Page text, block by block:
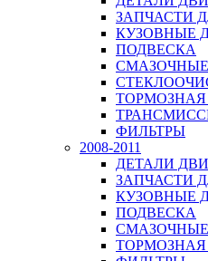
ЗАПЧАСТИ
КУЗОВНЫЕ
ПОДВЕСКА
ФИЛЬТРЫ
2008-2011
ДЕТАЛИ
ЗАПЧАСТИ
КУЗОВНЫЕ
ПОДВЕСКА